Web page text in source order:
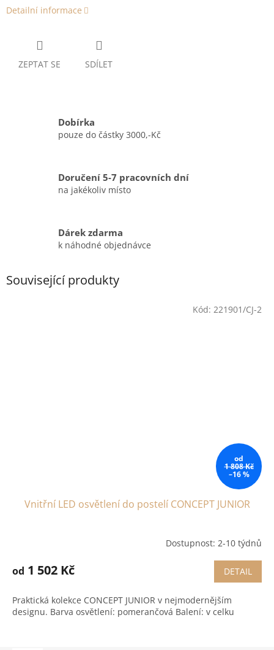
Detailní informace
ZEPTAT SE SDÍLET
Dobírka
pouze do částky 3000,-Kč
Doručení 5-7 pracovních dní
na jakékoliv místo
Dárek zdarma
k náhodné objednávce
Související produkty
od
1 808 Kč
–16 %
Vnitřní LED osvětlení do postelí CONCEPT JUNIOR
Dostupnost: 2-10 týdnů
od 1 502 Kč DETAIL
Praktická kolekce CONCEPT JUNIOR v nejmodernějším
designu. Barva osvětlení: pomerančová Balení: v celku
Kód: 221901/CJ-2